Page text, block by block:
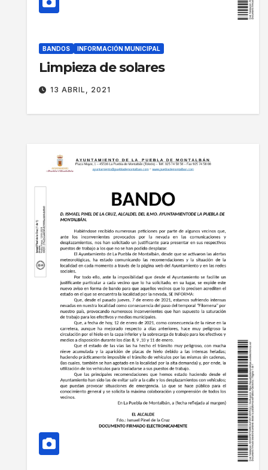
BANDOS INFORMACIÓN MUNICIPAL
Limpieza de solares
13 ABRIL, 2021